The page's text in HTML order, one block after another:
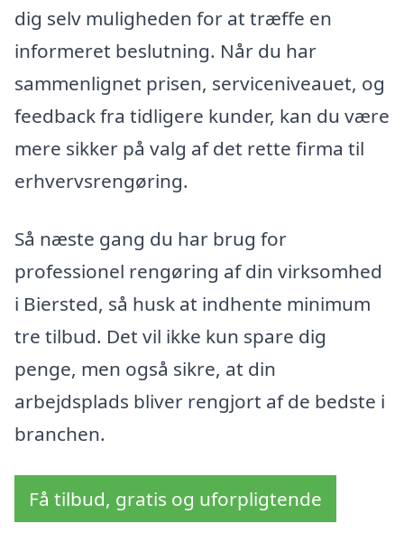
dig selv muligheden for at træffe en
informeret beslutning. Når du har
sammenlignet prisen, serviceniveauet, og
feedback fra tidligere kunder, kan du være
mere sikker på valg af det rette firma til
erhvervsrengøring.
Så næste gang du har brug for
professionel rengøring af din virksomhed
i Biersted, så husk at indhente minimum
tre tilbud. Det vil ikke kun spare dig
penge, men også sikre, at din
arbejdsplads bliver rengjort af de bedste i
branchen.
Få tilbud, gratis og uforpligtende